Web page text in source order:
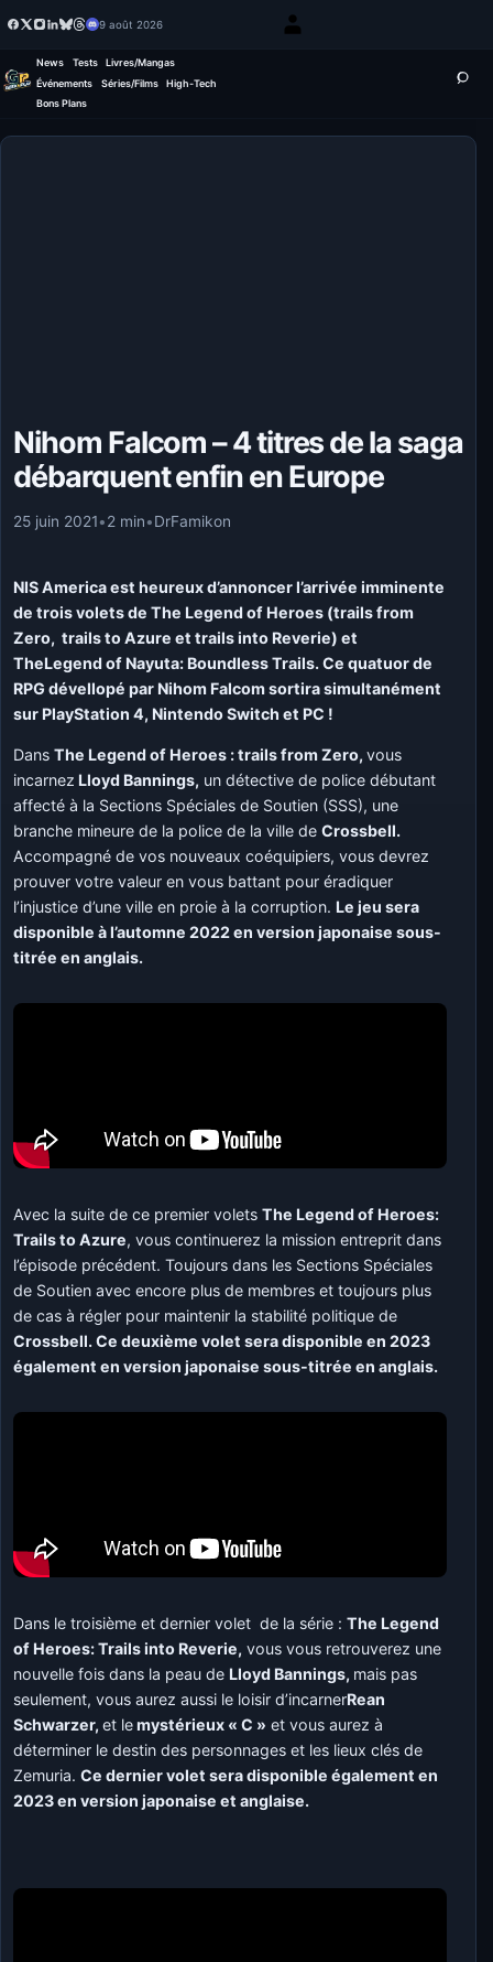
9 août 2026
News Tests
Livres/Mangas
Événements
Séries/Films
High-Tech
Bons Plans
Nihom Falcom – 4 titres de la saga
débarquent enfin en Europe
25 juin 2021•2 min•DrFamikon
NIS America est heureux d’annoncer l’arrivée imminente
de trois volets de The Legend of Heroes (trails from
Zero, trails to Azure et trails into Reverie) et
TheLegend of Nayuta: Boundless Trails. Ce quatuor de
RPG dévellopé par Nihom Falcom sortira simultanément
sur PlayStation 4, Nintendo Switch et PC !
DansThe Legend of Heroes : trails from Zero,vous
incarnez Lloyd Bannings, un détective de police débutant
affecté à la Sections Spéciales de Soutien (SSS), une
branche mineure de la police de la ville deCrossbell.
Accompagné de vos nouveaux coéquipiers, vous devrez
prouver votre valeur en vous battant pour éradiquer
l’injustice d’une ville en proie à la corruption. Le jeu sera
disponible à l’automne 2022 en version japonaise sous-
titrée en anglais.
Avec la suite de ce premier voletsThe Legend of Heroes:
Trails to Azure, vous continuerez la mission entreprit dans
l’épisode précédent. Toujours dans les Sections Spéciales
de Soutien avec encore plus de membres et toujours plus
de cas à régler pour maintenir la stabilité politique de
Crossbell. Ce deuxième volet sera disponible en 2023
également en version japonaise sous-titrée en anglais.
Dans le troisième et dernier volet de la série :The Legend
of Heroes: Trails into Reverie, vous vous retrouverez une
nouvelle fois dans la peau de Lloyd Bannings, mais pas
seulement, vous aurez aussi le loisir d’incarnerRean
Schwarzer,et lemystérieux « C » et vous aurez à
déterminer le destin des personnages et les lieux clés de
Zemuria.Ce dernier volet sera disponible également en
2023 en version japonaise et anglaise.